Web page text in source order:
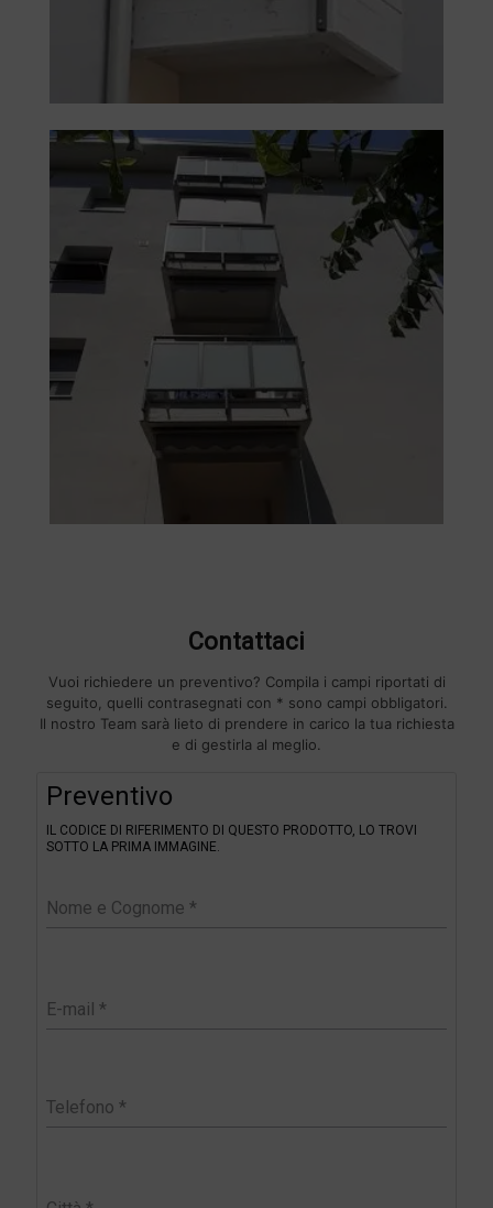
Contattaci
Vuoi richiedere un preventivo? Compila i campi riportati di
seguito, quelli contrasegnati con * sono campi obbligatori.
Il nostro Team sarà lieto di prendere in carico la tua richiesta
e di gestirla al meglio.
Preventivo
IL CODICE DI RIFERIMENTO DI QUESTO PRODOTTO, LO TROVI
SOTTO LA PRIMA IMMAGINE.